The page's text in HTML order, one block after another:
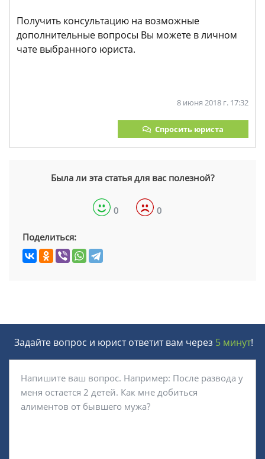
Получить консультацию на возможные
дополнительные вопросы Вы можете в личном
чате выбранного юриста.
8 июня 2018 г. 17:32
Спросить юриста
Была ли эта статья для вас полезной?
0 0
Поделиться:
Задайте вопрос и юрист ответит вам через 5 минут!